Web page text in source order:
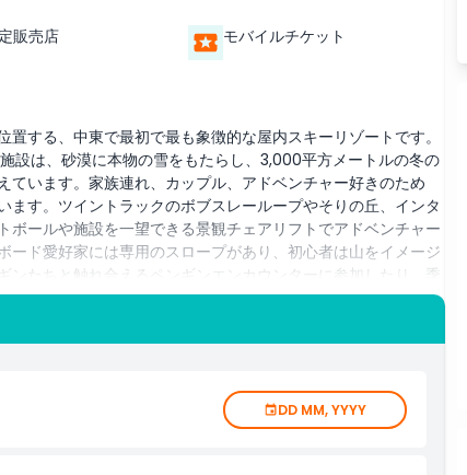
販売店 モバイルチケット
する、中東で最初で最も象徴的な屋内スキーリゾートです。
設は、砂漠に本物の雪をもたらし、3,000平方メートルの冬の
います。家族連れ、カップル、アドベンチャー好きのため
す。ツイントラックのボブスレーループやそりの丘、インタ
ールや施設を一望できる景観チェアリフトでアドベンチャー
ード愛好家には専用のスロープがあり、初心者は山をイメージ
たちと触れ合えるペンギンエンカウンターに参加したり、季
ホットチョコレートを楽しんでリラックスすることもできま
風の落ち着いた時間まで、スキー・ドバイは究極の屋内スノー
法のような冬のワンダーランドで忘れられない思い出を作りま
DD MM, YYYY